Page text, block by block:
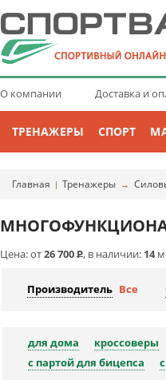
О компании Доставка и
ТРЕНАЖЕРЫ СПОРТ
Главная | Тренажеры →
Цена: от26 700Р, в наличии: 14
Производитель Все
для дома кроссоверы
с партой для бицепса